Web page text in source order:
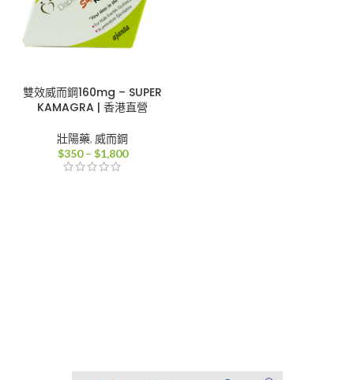
雙效威而鋼160mg – SUPER
KAMAGRA | 香港直營
壯陽藥, 威而鋼
$350 – $1,800價